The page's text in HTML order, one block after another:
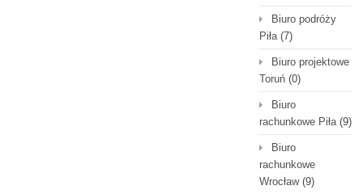
Biuro podróży
Piła(7)
Biuro projektowe
Toruń (0)
Biuro
rachunkowe Piła(9)
Biuro
rachunkowe
Wrocław(9)